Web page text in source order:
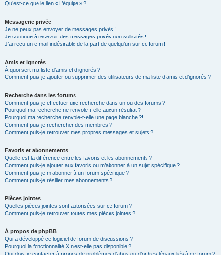
Qu’est-ce que le lien « L’équipe » ?
Messagerie privée
Je ne peux pas envoyer de messages privés !
Je continue à recevoir des messages privés non sollicités !
J’ai reçu un e-mail indésirable de la part de quelqu’un sur ce forum !
Amis et ignorés
À quoi sert ma liste d’amis et d’ignorés ?
Comment puis-je ajouter ou supprimer des utilisateurs de ma liste d’amis et d’ignorés ?
Recherche dans les forums
Comment puis-je effectuer une recherche dans un ou des forums ?
Pourquoi ma recherche ne renvoie-t-elle aucun résultat ?
Pourquoi ma recherche renvoie-t-elle une page blanche ?!
Comment puis-je rechercher des membres ?
Comment puis-je retrouver mes propres messages et sujets ?
Favoris et abonnements
Quelle est la différence entre les favoris et les abonnements ?
Comment puis-je ajouter aux favoris ou m’abonner à un sujet spécifique ?
Comment puis-je m’abonner à un forum spécifique ?
Comment puis-je résilier mes abonnements ?
Pièces jointes
Quelles pièces jointes sont autorisées sur ce forum ?
Comment puis-je retrouver toutes mes pièces jointes ?
À propos de phpBB
Qui a développé ce logiciel de forum de discussions ?
Pourquoi la fonctionnalité X n’est-elle pas disponible ?
Qui dois-je contacter à propos de problèmes d’abus ou d’ordres légaux liés à ce forum ?